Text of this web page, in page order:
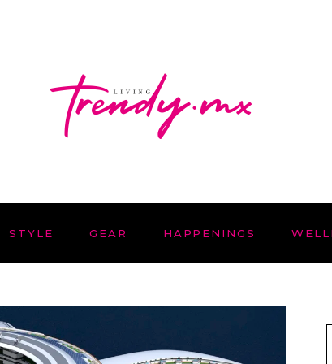
STYLE GEAR HAPPENINGS